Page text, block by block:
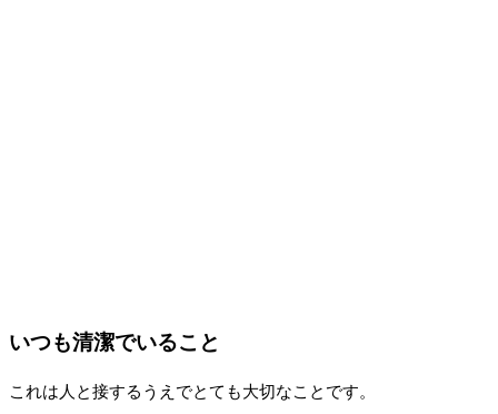
いつも清潔でいること
これは人と接するうえでとても大切なことです。